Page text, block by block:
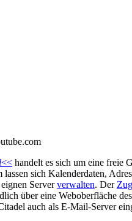
<< handelt es sich um eine freie
lassen sich Kalenderdaten,
Serververwalten. Der
über eine Weboberfläche
auch als E-Mail-Server